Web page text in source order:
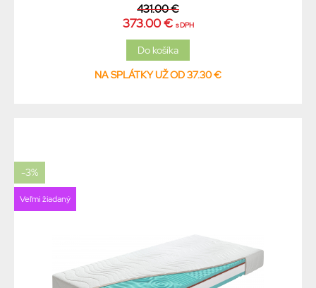
431.00 €
373.00 € s DPH
NA SPLÁTKY UŽ OD 37.30 €
-3%
Veľmi žiadaný